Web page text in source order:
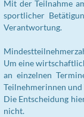
Mit der Teilnahme
sportlicher
Verantwortung.
Um eine
an einzelnen
Teilnehmerinnen
Die Entscheidung
nicht.